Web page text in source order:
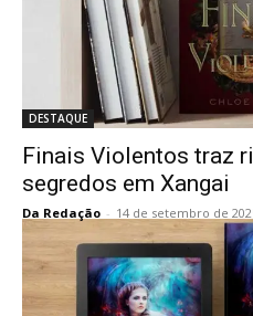
DESTAQUE
Finais Violentos traz
segredos em Xangai
Da Redação - 14 de setembro de